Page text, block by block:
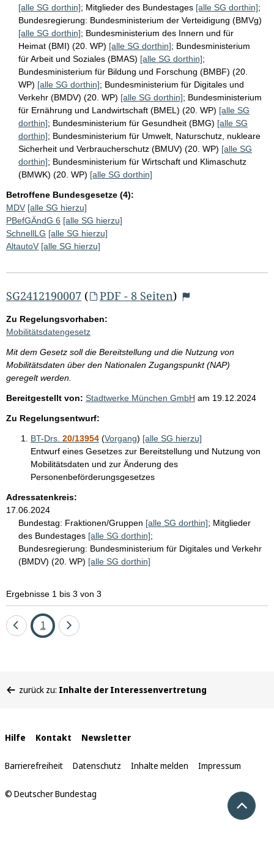
[alle SG dorthin]; Mitglieder des Bundestages [alle SG dorthin];
Bundesregierung: Bundesministerium der Verteidigung (BMVg)
[alle SG dorthin]; Bundesministerium des Innern und für
Heimat (BMI) (20. WP) [alle SG dorthin]; Bundesministerium
für Arbeit und Soziales (BMAS) [alle SG dorthin];
Bundesministerium für Bildung und Forschung (BMBF) (20.
WP) [alle SG dorthin]; Bundesministerium für Digitales und
Verkehr (BMDV) (20. WP) [alle SG dorthin]; Bundesministerium
für Ernährung und Landwirtschaft (BMEL) (20. WP) [alle SG
dorthin]; Bundesministerium für Gesundheit (BMG) [alle SG
dorthin]; Bundesministerium für Umwelt, Naturschutz, nukleare
Sicherheit und Verbraucherschutz (BMUV) (20. WP) [alle SG
dorthin]; Bundesministerium für Wirtschaft und Klimaschutz
(BMWK) (20. WP) [alle SG dorthin]
Betroffene Bundesgesetze (4):
MDV [alle SG hierzu]
PBefGÄndG 6 [alle SG hierzu]
SchnellLG [alle SG hierzu]
AltautoV [alle SG hierzu]
SG2412190007 ( PDF - 8 Seiten)
Zu Regelungsvorhaben:
Mobilitätsdatengesetz
Mit dem Gesetz soll die Bereitstellung und die Nutzung von
Mobilitätsdaten über den Nationalen Zugangspunkt (NAP)
geregelt werden.
Bereitgestellt von: Stadtwerke München GmbH am 19.12.2024
Zu Regelungsentwurf:
BT-Drs. 20/13954 (Vorgang) [alle SG hierzu]
Entwurf eines Gesetzes zur Bereitstellung und Nutzung von
Mobilitätsdaten und zur Änderung des
Personenbeförderungsgesetzes
Adressatenkreis:
17.06.2024
Bundestag: Fraktionen/Gruppen [alle SG dorthin]; Mitglieder
des Bundestages [alle SG dorthin];
Bundesregierung: Bundesministerium für Digitales und Verkehr
(BMDV) (20. WP) [alle SG dorthin]
Ergebnisse 1 bis 3 von 3
EineSeite
1
Eine
befinden
zurück zu: Inhalte der Interessenvertretung
Interne
Links
Hilfe Kontakt Newsletter
Barrierefreiheit Datenschutz Inhalte melden Impressum
© Deutscher Bundestag